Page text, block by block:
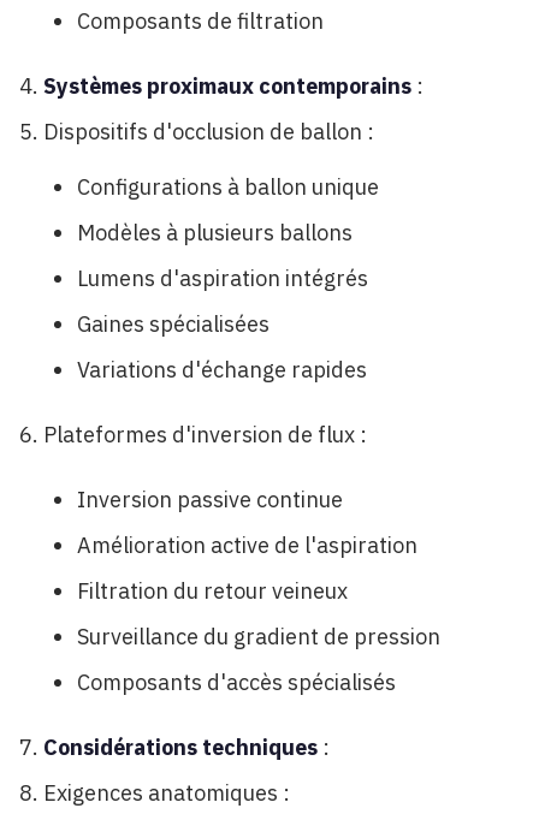
Composants de filtration
Systèmes proximaux contemporains :
Dispositifs d'occlusion de ballon :
Configurations à ballon unique
Modèles à plusieurs ballons
Lumens d'aspiration intégrés
Gaines spécialisées
Variations d'échange rapides
Plateformes d'inversion de flux :
Inversion passive continue
Amélioration active de l'aspiration
Filtration du retour veineux
Surveillance du gradient de pression
Composants d'accès spécialisés
Considérations techniques :
Exigences anatomiques :